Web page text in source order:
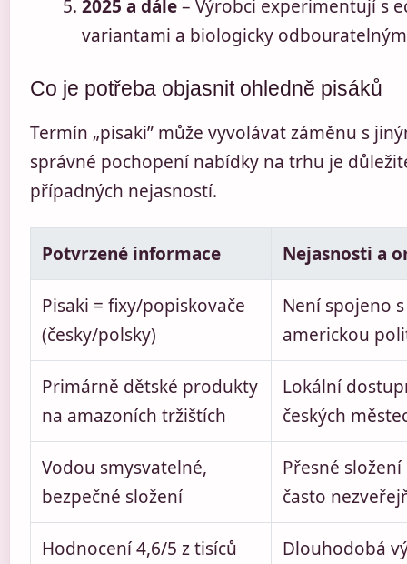
2025 a dále– Výrobci experimentují s
variantami a biologicky
Co je potřeba objasnit ohledně pisáků
Termín „pisaki” může vyvolávat záměnu s
správné pochopení nabídky na trhu je
případných nejasností.
Potvrzené informace Nejasnosti a
Pisaki = fixy/popiskovače
(česky/polsky)
Není spojeno s
americkou
Primárně dětské produkty
na amazoních tržištích
Lokální
českých
Vodou smysvatelné,
bezpečné složení
Přesné
často
Hodnocení 4,6/5 z tisíců
Dlouhodobá